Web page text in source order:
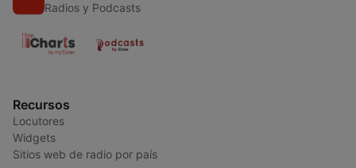
Radios y Podcasts
Recursos
Locutores
Widgets
Sitios web de radio por país